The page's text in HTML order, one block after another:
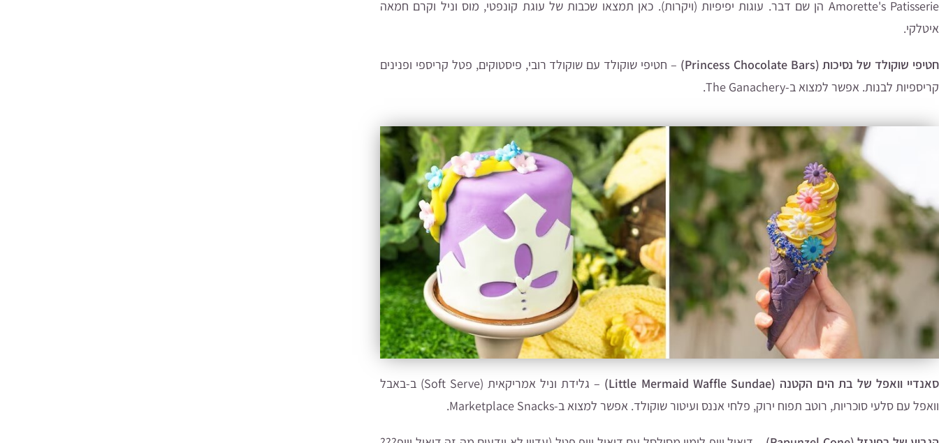
Amorette's Patisserie הן שם דבר. עוגות יפיפיות (ויקרות). כאן תמצאו שכבות של עוגת קונפטי, מוס וניל וקרם חמאה
איטלקי.
חטיפי שוקולד של נסיכות (Princess Chocolate Bars)
– חטיפי שוקולד עם שוקולד רובי, פיסטוקים, פטל קריספי ופנינים
קריספיות לבנות. אפשר למצוא ב-The Ganachery.
סאנדיי וואפל של בת הים הקטנה (Little Mermaid Waffle Sundae)
– גלידת וניל אמריקאית (Soft Serve) ב-באבל
וואפל עם סלעי סוכריות, רוטב תפוח ירוק, פלחי אננס ועיטור שוקולד. אפשר למצוא ב-Marketplace Snacks.